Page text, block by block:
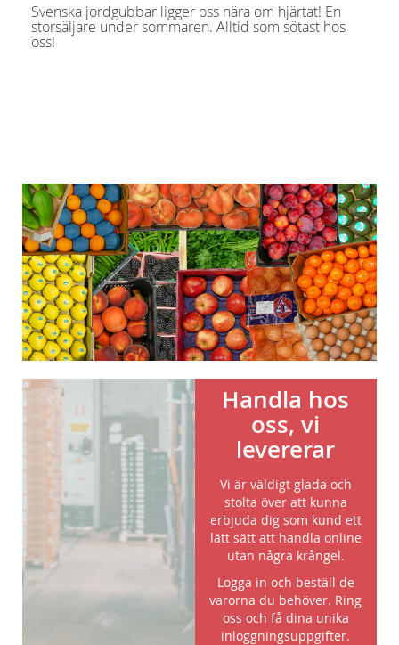
Svenska jordgubbar ligger oss nära om hjärtat! En
storsäljare under sommaren. Alltid som sötast hos
oss!
Handla hos
oss, vi
levererar
Vi är väldigt glada och
stolta över att kunna
erbjuda dig som kund ett
lätt sätt att handla online
utan några krångel.
Logga in och beställ de
varorna du behöver. Ring
oss och få dina unika
inloggningsuppgifter.